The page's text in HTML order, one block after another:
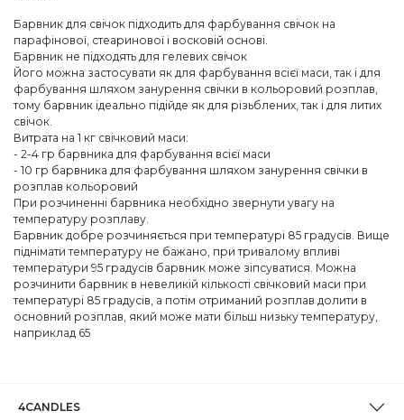
Барвник для свічок підходить для фарбування свічок на
парафінової, стеаринової і восковій основі.
Барвник не підходять для гелевих свічок
Його можна застосувати як для фарбування всієї маси, так і для
фарбування шляхом занурення свічки в кольоровий розплав,
тому барвник ідеально підійде як для різьблених, так і для литих
свічок.
Витрата на 1 кг свічковий маси:
- 2-4 гр барвника для фарбування всієї маси
- 10 гр барвника для фарбування шляхом занурення свічки в
розплав кольоровий
При розчиненні барвника необхідно звернути увагу на
температуру розплаву.
Барвник добре розчиняється при температурі 85 градусів. Вище
піднімати температуру не бажано, при тривалому впливі
температури 95 градусів барвник може зіпсуватися. Можна
розчинити барвник в невеликій кількості свічковий маси при
температурі 85 градусів, а потім отриманий розплав долити в
основний розплав, який може мати більш низьку температуру,
наприклад 65
4CANDLES